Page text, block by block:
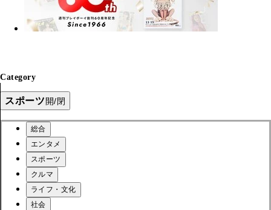
Category
スポーツ開/閉
総合
エンタメ
スポーツ
クルマ
ライフ・文化
社会